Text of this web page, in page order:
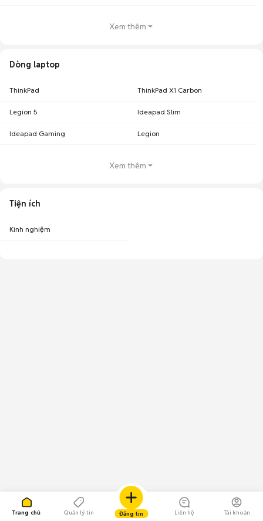
Trang chủ Quản lý tin Đăng tin Liên hệ Tài khoản
Xem thêm
Dòng laptop
ThinkPad ThinkPad X1 Carbon
Legion 5 Ideapad Slim
Ideapad Gaming Legion
Xem thêm
Tiện ích
Kinh nghiệm